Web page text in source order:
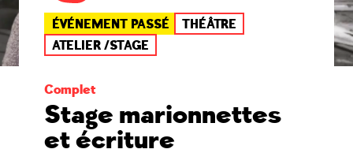
ÉVÉNEMENT PASSÉ
THÉÂTRE
ATELIER /STAGE
Complet
Stage marionnettes
et écriture